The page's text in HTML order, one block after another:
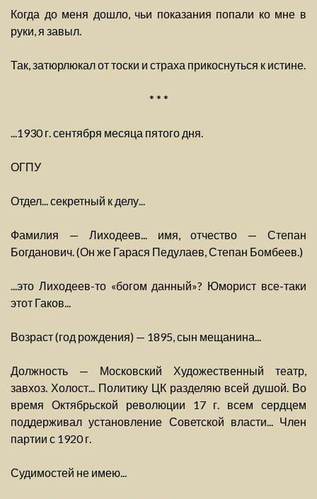
Когда до меня дошло, чьи показания попали ко мне в
руки, я завыл.
Так, затюрлюкал от тоски и страха прикоснуться к истине.
* * *
...1930 г. сентября месяца пятого дня.
ОГПУ
Отдел... секретный к делу...
Фамилия — Лиходеев... имя, отчество — Степан
Богданович. (Он же Гарася Педулаев, Степан Бомбеев.)
...это Лиходеев-то «богом данный»? Юморист все-таки
этот Гаков...
Возраст (год рождения) — 1895, сын мещанина...
Должность — Московский Художественный театр,
завхоз. Холост... Политику ЦК разделяю всей душой. Во
время Октябрьской революции 17 г. всем сердцем
поддерживал установление Советской власти... Член
партии с 1920 г.
Судимостей не имею...